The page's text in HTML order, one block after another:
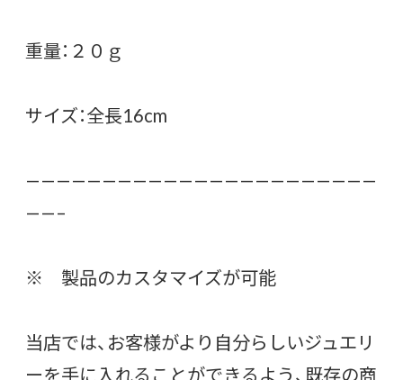
重量：２０ｇ
サイズ：全長16cm
———————————————————————
——–
※ 製品のカスタマイズが可能
当店では、お客様がより自分らしいジュエリ
ーを手に入れることができるよう、既存の商